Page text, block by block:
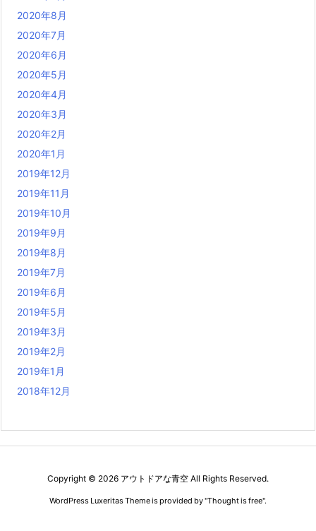
2020年8月
2020年7月
2020年6月
2020年5月
2020年4月
2020年3月
2020年2月
2020年1月
2019年12月
2019年11月
2019年10月
2019年9月
2019年8月
2019年7月
2019年6月
2019年5月
2019年3月
2019年2月
2019年1月
2018年12月
Copyright © 2026 アウトドアな青空 All Rights Reserved.
WordPress Luxeritas Theme is provided by "Thought is free".